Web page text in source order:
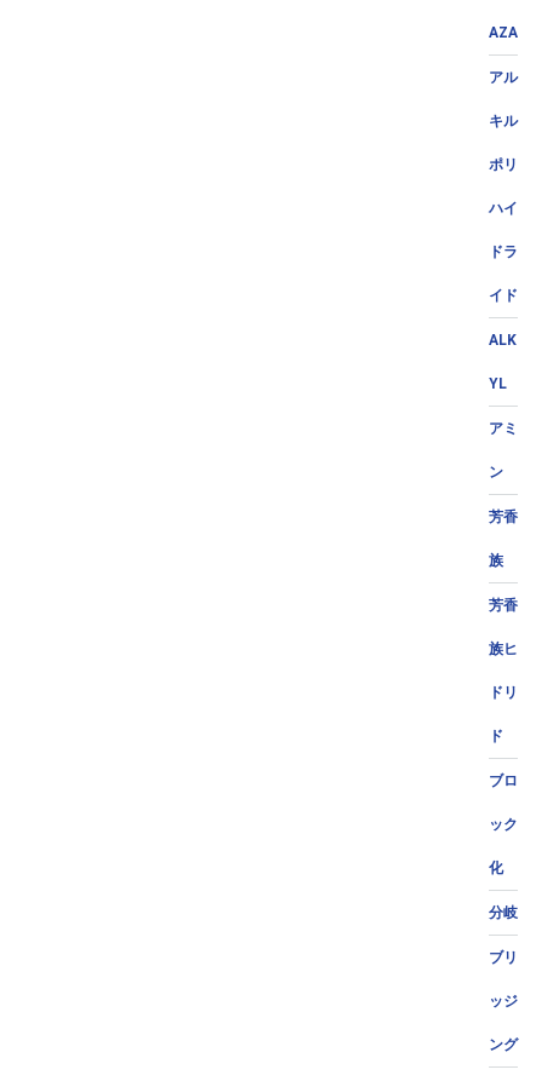
AZA
アル
キル
ポリ
ハイ
ドラ
イド
ALK
YL
アミ
ン
芳香
族
芳香
族ヒ
ドリ
ド
ブロ
ック
化
分岐
ブリ
ッジ
ング